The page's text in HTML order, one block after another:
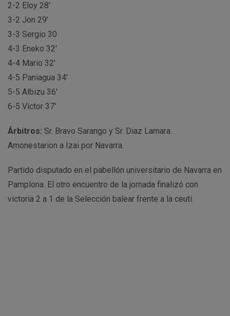
2-2 Eloy 28′
3-2 Jon 29′
3-3 Sergio 30
4-3 Eneko 32′
4-4 Mario 32′
4-5 Paniagua 34′
5-5 Albizu 36′
6-5 Víctor 37′
Árbitros: Sr. Bravo Sarango y Sr. Diaz Lamara.
Amonestarion a Izai por Navarra.
Partido disputado en el pabellón universitario de Navarra en
Pamplona. El otro encuentro de la jornada finalizó con
victoria 2 a 1 de la Selección balear frente a la ceutí.